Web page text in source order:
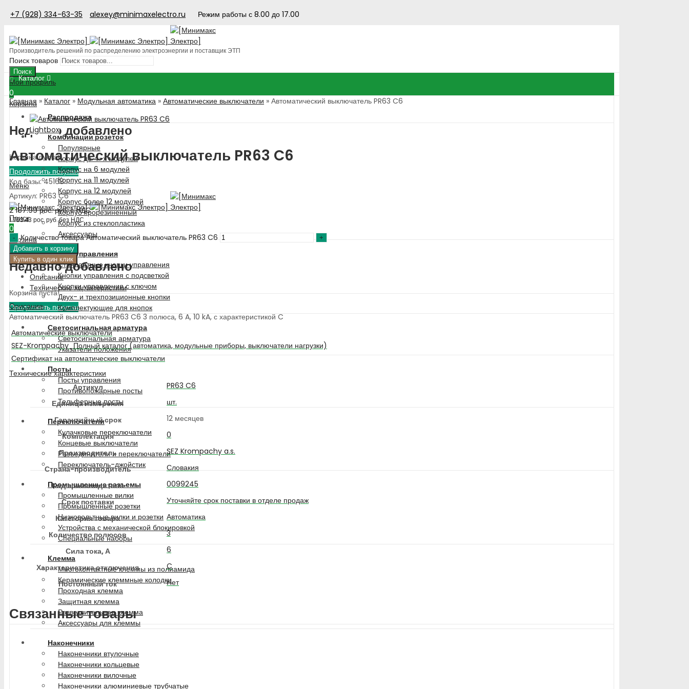
+7 (928) 334-63-35 alexey@minimaxelectro.ru Режим работы с 8.00 до 17.00
Производитель решений по распределению электроэнергии и поставщик ЭТП
Поиск товаров
Поиск
Мой профиль
0
Корзина
Недавно добавлено
Корзина пуста!
Продолжить покупки
Меню
Поиск
0
Корзина
Недавно добавлено
Корзина пуста!
Продолжить покупки
Каталог
Распродажа
Комбинации розеток
Популярные
Корпус до 4-х модулей
Корпус на 6 модулей
Корпус на 11 модулей
Корпус на 12 модулей
Корпус более 12 модулей
Корпус прорезиненный
Корпус из стеклопластика
Аксессуары
Кнопки управления
Стандартные кнопки управления
Кнопки управления с подсветкой
Кнопки управления с ключом
Двух- и трехпозиционные кнопки
Комплектующие для кнопок
Светосигнальная арматура
Светосигнальная арматура
Указатели положения
Посты
Посты управления
Противопожарные посты
Тельферные посты
Переключатели
Кулачковые переключатели
Концевые выключатели
Разъединители и переключатели
Переключатель-джойстик
Промышленные разъемы
Промышленные вилки
Промышленные розетки
Низковольтные вилки и розетки
Устройства с механической блокировкой
Специальные наборы
Клемма
Многоконтактные клеммы из полиамида
Керамические клеммные колодки
Проходная клемма
Защитная клемма
Разветвительная клемма
Аксессуары для клеммы
Наконечники
Наконечники втулочные
Наконечники кольцевые
Наконечники вилочные
Наконечники алюминиевые трубчатые
Главная » Каталог » Модульная автоматика » Автоматические выключатели » Автоматический выключатель PR63 C6
Lightbox
Автоматический выключатель PR63 C6
Код базы: 45168
Артикул: PR63 C6
2 187.99рос. руб.с НДС
1 793.43 рос. руб.без НДС
Количество товара Автоматический выключатель PR63 C6
Добавить в корзину
Купить в один клик
Описание
Технические характеристики
Описание
Автоматический выключатель PR63 C6 3 полюса, 6 A, 10 kA, с характеристикой C
Автоматические выключатели
SEZ-Krompachy_Полный каталог (автоматика, модульные приборы, выключатели нагрузки)
Сертификат на автоматические выключатели
Технические характеристики
Артикул
PR63 C6
Единица измерения
шт.
Гарантийный срок
12 месяцев
Комплектация
0
Производитель
SEZ Krompachy a.s.
Страна-производитель
Словакия
Код производителя
0099245
Срок поставки
Уточняйте срок поставки в отделе продаж
Категория товара
Автоматика
Количество полюсов
3
Сила тока, А
6
Характеристика отключения
C
Постоянный ток
Нет
Связанные товары